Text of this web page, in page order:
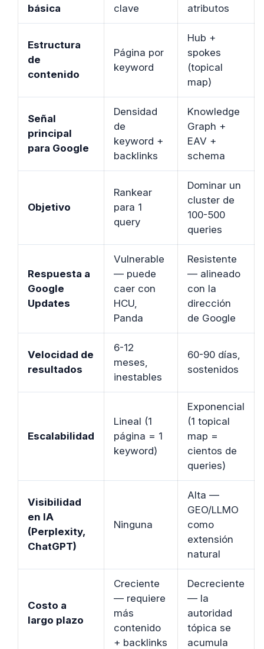
básica
clave
atributos
Estructura
de
contenido
Página por
keyword
Hub +
spokes
(topical
map)
Señal
principal
para Google
Densidad
de
keyword +
backlinks
Knowledge
Graph +
EAV +
schema
Objetivo
Rankear
para 1
query
Dominar un
cluster de
100-500
queries
Respuesta a
Google
Updates
Vulnerable
— puede
caer con
HCU,
Panda
Resistente
— alineado
con la
dirección
de Google
Velocidad de
resultados
6-12
meses,
inestables
60-90 días,
sostenidos
Escalabilidad
Lineal (1
página = 1
keyword)
Exponencial
(1 topical
map =
cientos de
queries)
Visibilidad
en IA
(Perplexity,
ChatGPT)
Ninguna
Alta —
GEO/LLMO
como
extensión
natural
Costo a
largo plazo
Creciente
— requiere
más
contenido
+ backlinks
Decreciente
— la
autoridad
tópica se
acumula